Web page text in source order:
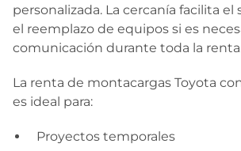
personalizada. La cercanía facilita
el reemplazo de equipos si es
comunicación durante toda la
La renta de montacargas Toyota
es ideal para:
Proyectos temporales